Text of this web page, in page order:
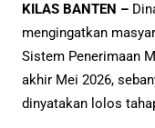
KILAS BANTEN –
mengingatkan
Sistem Penerimaan
akhir Mei 2026,
dinyatakan lolos